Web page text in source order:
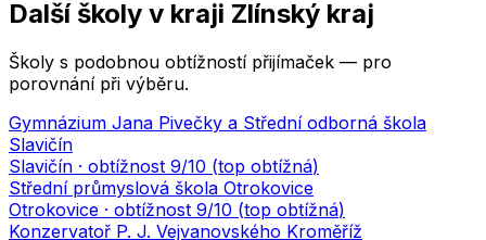
Další školy v kraji Zlínský kraj
Školy s podobnou obtížností přijímaček — pro
porovnání při výběru.
Gymnázium Jana Pivečky a Střední odborná škola
Slavičín
Slavičín · obtížnost 9/10 (top obtížná)
Střední průmyslová škola Otrokovice
Otrokovice · obtížnost 9/10 (top obtížná)
Konzervatoř P. J. Vejvanovského Kroměříž